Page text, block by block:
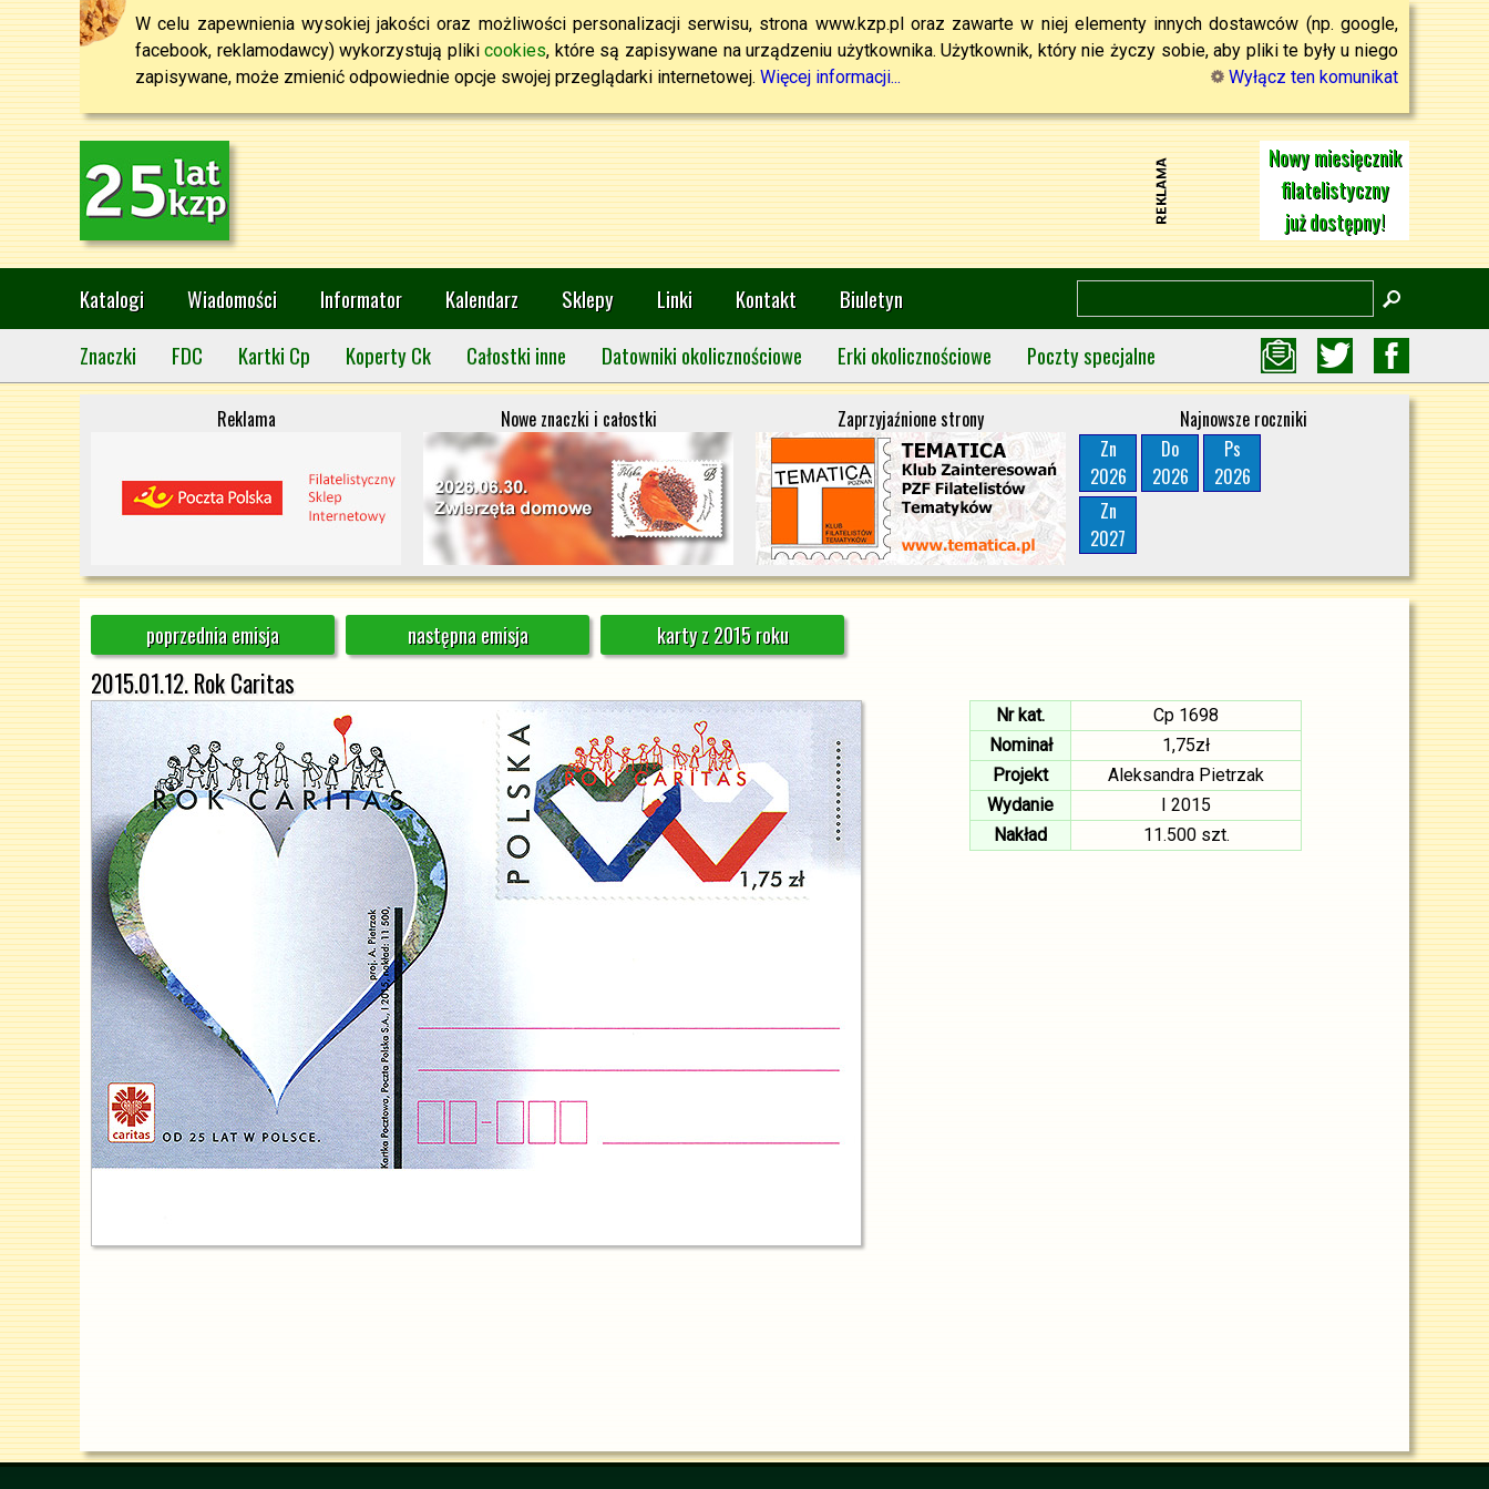
W celu zapewnienia wysokiej jakości oraz możliwości personalizacji serwisu, strona www.kzp.pl oraz zawarte w niej elementy innych dostawców (np. google,
facebook, reklamodawcy) wykorzystują plikicookies, które są zapisywane na urządzeniu użytkownika. Użytkownik, który nie życzy sobie, aby pliki te były u niego
zapisywane, może zmienić odpowiednie opcje swojej przeglądarki internetowej. Więcej informacji... Wyłącz ten komunikat
Nowy miesięcznik
filatelistyczny
już dostępny!
Katalogi Wiadomości Informator Kalendarz Sklepy Linki Kontakt
Biuletyn
Znaczki
FDC Kartki Cp Koperty Ck Całostki inne Datowniki okolicznościowe Erki okolicznościowe Poczty specjalne
Reklama Nowe znaczki i całostki Zaprzyjaźnione strony
Najnowsze roczniki
Zn
2026
Do
2026
Ps
2026
Zn
2027
poprzednia emisja następna emisja karty z 2015 roku
2015.01.12. Rok Caritas
Nr kat.
Cp 1698
Nominał
1,75zł
Projekt
Aleksandra Pietrzak
Wydanie
I 2015
Nakład
11.500 szt.